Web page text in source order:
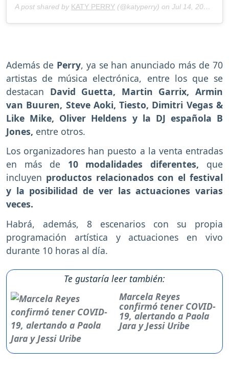
A post shared by KATY PERRY (@katyperry) on Jul 14, 2020 at 8:00am PDT
Además de Perry, ya se han anunciado más de 70
artistas de música electrónica, entre los que se
destacan David Guetta, Martin Garrix, Armin
van Buuren, Steve Aoki, Tiesto, Dimitri Vegas &
Like Mike, Oliver Heldens y la DJ española B
Jones, entre otros.
Los organizadores han puesto a la venta entradas
en más de 10 modalidades diferentes, que
incluyen productos relacionados con el festival
y la posibilidad de ver las actuaciones varias
veces.
Habrá, además, 8 escenarios con su propia
programación artística y actuaciones en vivo
durante 10 horas al día.
Te gustaría leer también:
Marcela Reyes
confirmó tener COVID-
19, alertando a Paola
Jara y Jessi Uribe